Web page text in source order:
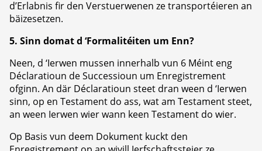
d’Erlabnis fir den Verstuerwenen ze transportéieren an
bäizesetzen.
5. Sinn domat d ‘Formalitéiten um Enn?
Neen, d ‘Ierwen mussen innerhalb vun 6 Méint eng
Déclaratioun de Successioun um Enregistrement
ofginn. An där Déclaratioun steet dran ween d ‘Ierwen
sinn, op en Testament do ass, wat am Testament steet,
an ween Ierwen wier wann keen Testament do wier.
Op Basis vun deem Dokument kuckt den